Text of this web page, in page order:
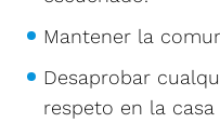
Mantener la
Desaprobar
respeto en la